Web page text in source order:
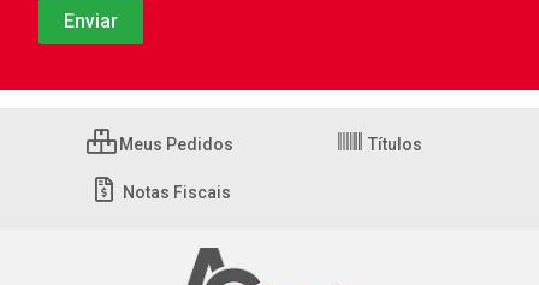
Meus Pedidos Títulos
Notas Fiscais